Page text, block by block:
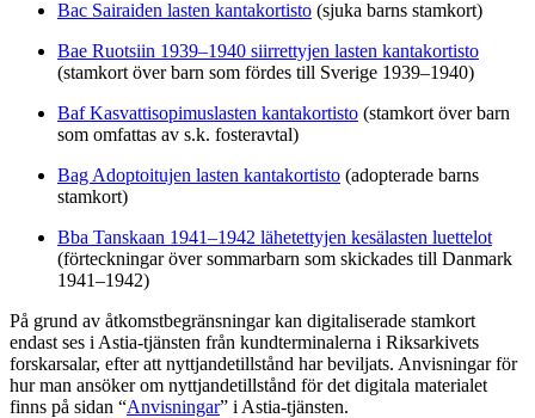
Bac Sairaiden lasten kantakortisto (sjuka barns stamkort)
Bae Ruotsiin 1939–1940 siirrettyjen lasten kantakortisto
(stamkort över barn som fördes till Sverige 1939–1940)
Baf Kasvattisopimuslasten kantakortisto (stamkort över barn
som omfattas av s.k. fosteravtal)
Bag Adoptoitujen lasten kantakortisto (adopterade barns
stamkort)
Bba Tanskaan 1941–1942 lähetettyjen kesälasten luettelot
(förteckningar över sommarbarn som skickades till Danmark
1941–1942)
På grund av åtkomstbegränsningar kan digitaliserade stamkort
endast ses i Astia-tjänsten från kundterminalerna i Riksarkivets
forskarsalar, efter att nyttjandetillstånd har beviljats. Anvisningar för
hur man ansöker om nyttjandetillstånd för det digitala materialet
finns på sidan “Anvisningar” i Astia-tjänsten.